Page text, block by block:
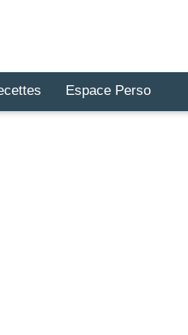
Espace Perso